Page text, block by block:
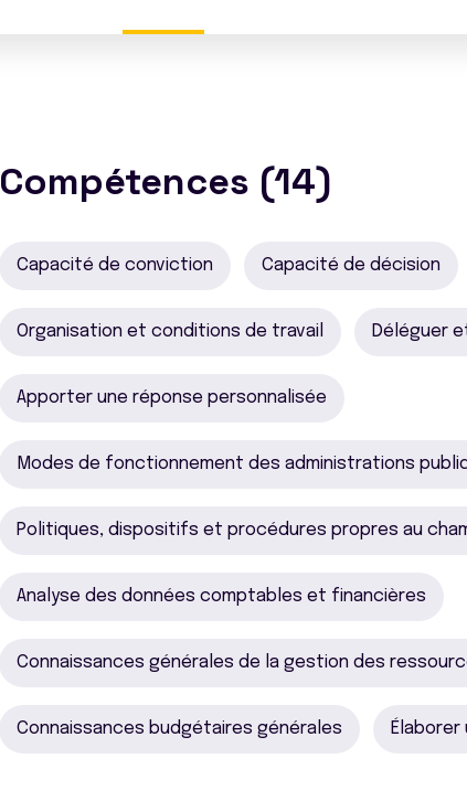
Compétences (14)
Capacité de conviction Capacité de décision
Organisation et conditions de travail Déléguer
Apporter une réponse personnalisée
Modes de fonctionnement des administrations
Politiques, dispositifs et procédures propres au
Analyse des données comptables et financières
Connaissances générales de la gestion des
Connaissances budgétaires générales